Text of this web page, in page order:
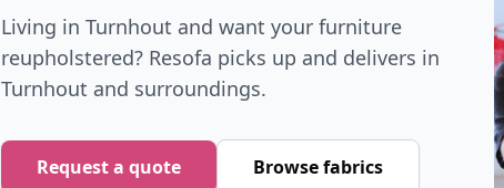
Living in Turnhout and want your furniture
reupholstered? Resofa picks up and delivers in
Turnhout and surroundings.
Request a quote Browse fabrics